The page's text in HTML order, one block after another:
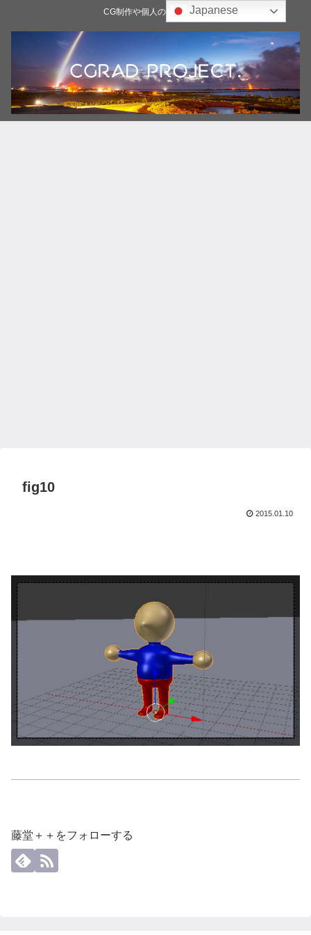
CG制作や個人の雑記ブログ
fig10
2015.01.10
藤堂＋＋をフォローする
Japanese